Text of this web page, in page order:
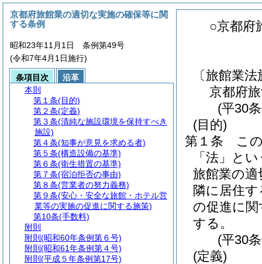
○京都府
〔旅館業
京都府
(平30
(目的)
第１条
こ
「法」と
旅館業の
隣に居住
の促進に
する。
(平30
(定義)
京都府旅館業の適切な実施の確保等に関
する条例
昭和23年11月1日 条例第49号
(令和7年4月1日施行)
条項目次
沿革
本則
第１条(目的)
第２条(定義)
第３条(清純な施設環境を保持すべき
施設)
第４条(知事が意見を求める者)
第５条(構造設備の基準)
第６条(衛生措置の基準)
第７条(宿泊拒否の事由)
第８条(営業者の努力義務)
第９条(安心・安全な旅館・ホテル営
業等の実施の促進に関する施策)
第10条(手数料)
附則
附則 (昭和60年条例第６号)
附則 (昭和61年条例第４号)
附則 (平成５年条例第17号)